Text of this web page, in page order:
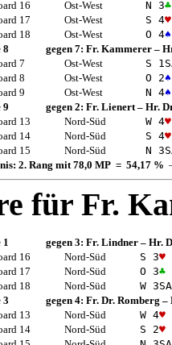
16 Ost-West N 3♣
17
Ost-West S 4♥
18
Ost-West O 4♠
8
gegen 7: Fr. Kammerer –
7
Ost-West S 1
8
Ost-West O 2♠
9
Ost-West N 4♠
9
gegen 2: Fr. Lienert – Hr.
13
Nord-Süd W 4♥
14
Nord-Süd S 4♥
15
Nord-Süd N 3
2. Rang mit 78,0 MP = 54,17 %
für Fr.
1 gegen 3: Fr. Lindner – Hr.
16
Nord-Süd S 3♥
17
Nord-Süd O 3♣
18
Nord-Süd W 3SA
3
gegen 4: Fr. Dr. Romberg –
13
Nord-Süd W 4♥
14
Nord-Süd S 2♥